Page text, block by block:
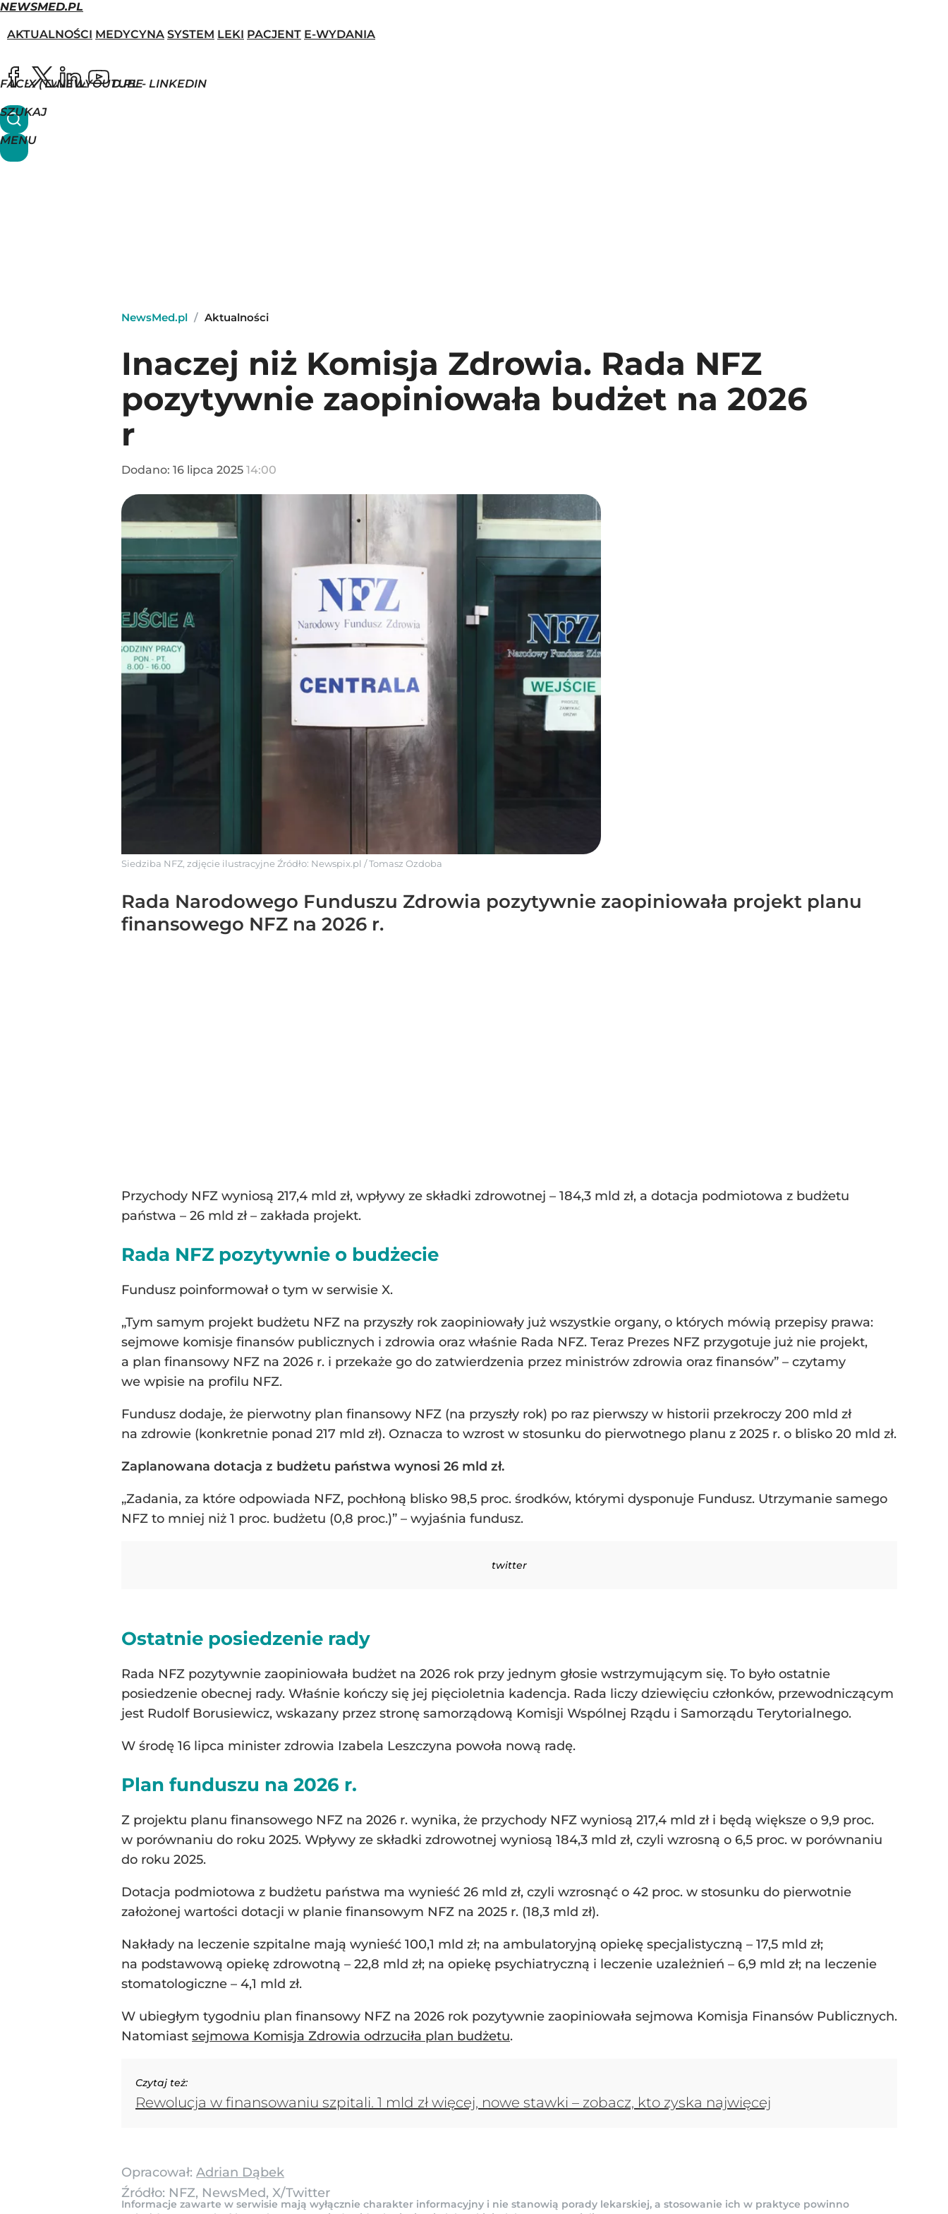
NEWSMED.PL
AKTUALNOŚCI MEDYCYNA SYSTEM LEKI PACJENT E-WYDANIA
FACEBOOK
X (TWITTER)
NEWSMED.PL - LINKEDIN
YOUTUBE
SZUKAJ
MENU
NewsMed.pl / Aktualności
Inaczej niż Komisja Zdrowia. Rada NFZ
pozytywnie zaopiniowała budżet na 2026
r
Dodano: 16 lipca 2025 14:00
Siedziba NFZ, zdjęcie ilustracyjne Źródło: Newspix.pl /Tomasz Ozdoba
Rada Narodowego Funduszu Zdrowia pozytywnie zaopiniowała projekt planu
finansowego NFZ na 2026 r.
Przychody NFZ wyniosą 217,4 mld zł, wpływy ze składki zdrowotnej – 184,3 mld zł, a dotacja podmiotowa z budżetu
państwa – 26 mld zł – zakłada projekt.
Rada NFZ pozytywnie o budżecie
Fundusz poinformował o tym w serwisie X.
„Tym samym projekt budżetu NFZ na przyszły rok zaopiniowały już wszystkie organy, o których mówią przepisy prawa:
sejmowe komisje finansów publicznych i zdrowia oraz właśnie Rada NFZ. Teraz Prezes NFZ przygotuje już nie projekt,
a plan finansowy NFZ na 2026 r. i przekaże go do zatwierdzenia przez ministrów zdrowia oraz finansów” – czytamy
we wpisie na profilu NFZ.
Fundusz dodaje, że pierwotny plan finansowy NFZ (na przyszły rok) po raz pierwszy w historii przekroczy 200 mld zł
na zdrowie (konkretnie ponad 217 mld zł). Oznacza to wzrost w stosunku do pierwotnego planu z 2025 r. o blisko 20 mld zł.
Zaplanowana dotacja z budżetu państwa wynosi 26 mld zł.
„Zadania, za które odpowiada NFZ, pochłoną blisko 98,5 proc. środków, którymi dysponuje Fundusz. Utrzymanie samego
NFZ to mniej niż 1 proc. budżetu (0,8 proc.)” – wyjaśnia fundusz.
twitter
Ostatnie posiedzenie rady
Rada NFZ pozytywnie zaopiniowała budżet na 2026 rok przy jednym głosie wstrzymującym się. To było ostatnie
posiedzenie obecnej rady. Właśnie kończy się jej pięcioletnia kadencja. Rada liczy dziewięciu członków, przewodniczącym
jest Rudolf Borusiewicz, wskazany przez stronę samorządową Komisji Wspólnej Rządu i Samorządu Terytorialnego.
W środę 16 lipca minister zdrowia Izabela Leszczyna powoła nową radę.
Plan funduszu na 2026 r.
Z projektu planu finansowego NFZ na 2026 r. wynika, że przychody NFZ wyniosą 217,4 mld zł i będą większe o 9,9 proc.
w porównaniu do roku 2025. Wpływy ze składki zdrowotnej wyniosą 184,3 mld zł, czyli wzrosną o 6,5 proc. w porównaniu
do roku 2025.
Dotacja podmiotowa z budżetu państwa ma wynieść 26 mld zł, czyli wzrosnąć o 42 proc. w stosunku do pierwotnie
założonej wartości dotacji w planie finansowym NFZ na 2025 r. (18,3 mld zł).
Nakłady na leczenie szpitalne mają wynieść 100,1 mld zł; na ambulatoryjną opiekę specjalistyczną – 17,5 mld zł;
na podstawową opiekę zdrowotną – 22,8 mld zł; na opiekę psychiatryczną i leczenie uzależnień – 6,9 mld zł; na leczenie
stomatologiczne – 4,1 mld zł.
W ubiegłym tygodniu plan finansowy NFZ na 2026 rok pozytywnie zaopiniowała sejmowa Komisja Finansów Publicznych.
Natomiast sejmowa Komisja Zdrowia odrzuciła plan budżetu.
Czytaj też:
Rewolucja w finansowaniu szpitali. 1 mld zł więcej, nowe stawki – zobacz, kto zyska najwięcej
Opracował: Adrian Dąbek
Źródło: NFZ, NewsMed, X/Twitter
Informacje zawarte w serwisie mają wyłącznie charakter informacyjny i nie stanowią porady lekarskiej, a stosowanie ich w praktyce powinno